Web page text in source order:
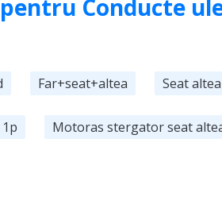
Conducte
Far+seat+altea Seat
Motoras stergator seat